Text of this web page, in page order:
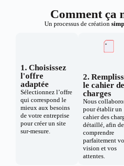
Comment ça
Un processus de création
1. Choisissez
l'offre
adaptée
Sélectionnez l’offre
qui correspond le
mieux aux besoins
de votre entreprise
pour créer un site
sur-mesure.
2.
le cahier
charges
Nous
pour établir un
cahier des
détaillé, afin de
comprendre
parfaitement
vision et vos
attentes.